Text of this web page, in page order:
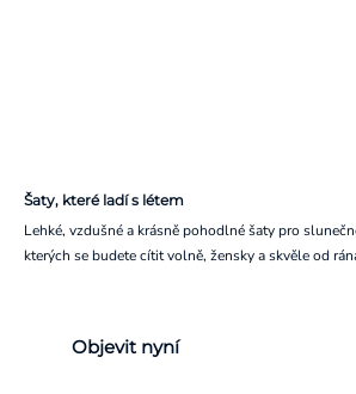
Šaty, které ladí s létem
Lehké, vzdušné a krásně pohodlné šaty pro
kterých se budete cítit volně, žensky a skvěle od
Objevit nyní